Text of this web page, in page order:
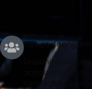
Equipa de
Disponibilizamos
acesso a serviços
certificados e